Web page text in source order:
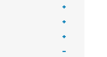
+
+
+
-